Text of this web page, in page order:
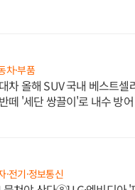
차·부품
차 올해 SUV 국내 베스트셀
떼 '세단 쌍끌이'로 내수 방어
·전기·정보통신